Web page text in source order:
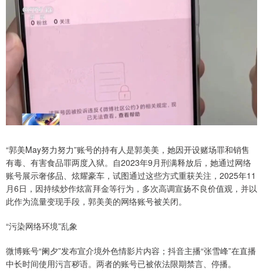
“郭美May努力努力”账号的持有人是郭美美，她因开设赌场罪和销售
有毒、有害食品罪两度入狱。自2023年9月刑满释放后，她通过网络
账号展示奢侈品、炫耀豪车，试图通过这些方式重获关注，2025年11
月6日，因持续炒作炫富拜金等行为，多次高调宣扬不良价值观，并以
此作为流量变现手段，郭美美的网络账号被关闭。
“污染网络环境”乱象
微博账号“阑夕”发布宣介境外色情影片内容；抖音主播“张雪峰”在直播
中长时间使用污言秽语。两者的账号已被依法限期禁言、停播。